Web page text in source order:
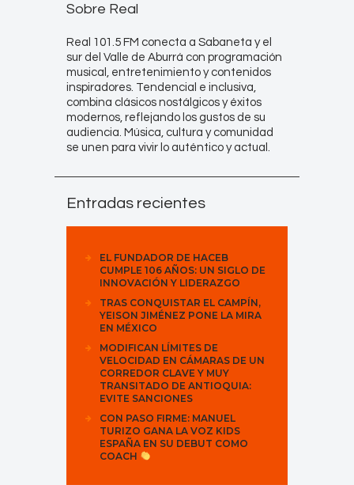
Sobre Real
Real 101.5 FM conecta a Sabaneta y el
sur del Valle de Aburrá con programación
musical, entretenimiento y contenidos
inspiradores. Tendencial e inclusiva,
combina clásicos nostálgicos y éxitos
modernos, reflejando los gustos de su
audiencia. Música, cultura y comunidad
se unen para vivir lo auténtico y actual.
Entradas recientes
EL FUNDADOR DE HACEB
CUMPLE 106 AÑOS: UN SIGLO DE
INNOVACIÓN Y LIDERAZGO
TRAS CONQUISTAR EL CAMPÍN,
YEISON JIMÉNEZ PONE LA MIRA
EN MÉXICO
MODIFICAN LÍMITES DE
VELOCIDAD EN CÁMARAS DE UN
CORREDOR CLAVE Y MUY
TRANSITADO DE ANTIOQUIA:
EVITE SANCIONES
CON PASO FIRME: MANUEL
TURIZO GANA LA VOZ KIDS
ESPAÑA EN SU DEBUT COMO
COACH